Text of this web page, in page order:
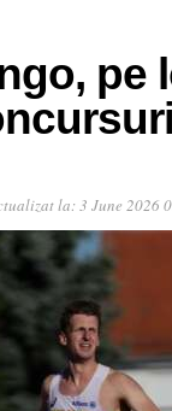
pe
la:3 June 2026